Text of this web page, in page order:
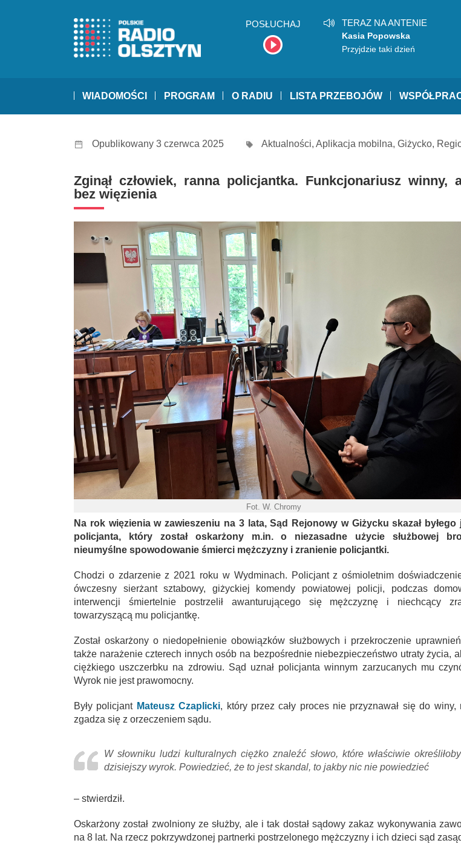
POSŁUCHAJ TERAZ NA ANTENIE
Kasia Popowska
Przyjdzie taki dzień
WIADOMOŚCI PROGRAM O RADIU LISTA PRZEBOJÓW
Opublikowany 3 czerwca 2025 Aktualności, Aplikacja mobilna, Giżycko,
Zginął człowiek, ranna policjantka. Funkcjonariusz winny,
bez więzienia
Fot. W. Chromy
Na rok więzienia w zawieszeniu na 3 lata, Sąd Rejonowy w Giżycku skazał byłego
policjanta, który został oskarżony m.in. o niezasadne użycie służbowej
nieumyślne spowodowanie śmierci mężczyzny i zranienie policjantki.
Chodzi o zdarzenie z 2021 roku w Wydminach. Policjant z ośmioletnim
ówczesny sierżant sztabowy, giżyckiej komendy powiatowej policji, podczas
interwencji śmiertelnie postrzelił awanturującego się mężczyznę i niechcący
towarzyszącą mu policjantkę.
Został oskarżony o niedopełnienie obowiązków służbowych i przekroczenie
także narażenie czterech innych osób na bezpośrednie niebezpieczeństwo utraty życia,
ciężkiego uszczerbku na zdrowiu. Sąd uznał policjanta winnym zarzucanych mu
Wyrok nie jest prawomocny.
Były policjant Mateusz Czaplicki, który przez cały proces nie przyznawał się do winy,
zgadza się z orzeczeniem sądu.
W słowniku ludzi kulturalnych ciężko znaleźć słowo, które właściwie określiłoby
dzisiejszy wyrok. Powiedzieć, że to jest skandal, to jakby nic nie powiedzieć
– stwierdził.
Oskarżony został zwolniony ze służby, ale i tak dostał sądowy zakaz wykonywania
na 8 lat. Na rzecz pokrzywdzonej partnerki postrzelonego mężczyzny i ich dzieci sąd